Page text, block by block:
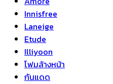
Innisfree
Laneige
Etude
Illiyoon
โฟมล้างหน้า
กันแดด